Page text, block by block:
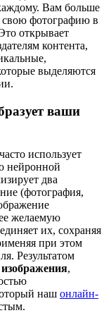
Вам больше
фотографию в
открывает
контента,
выделяются
ваши
использует
нейронной
два
(фотография,
желаемую
их, сохраняя
при этом
Результатом
,
наш онлайн-